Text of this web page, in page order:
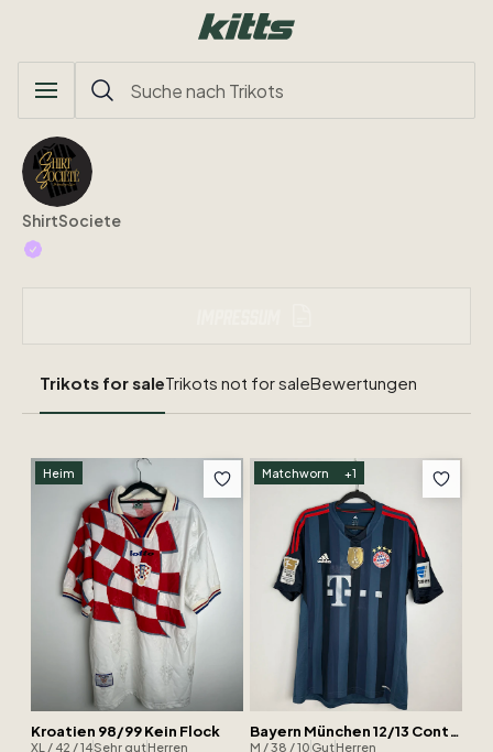
ShirtSociete
Trikots for saleTrikots not for saleBewertungen
Heim
Kroatien 98/99 Kein Flock
XL / 42 / 14Sehr gutHerren
Matchworn +1
Bayern München 12/13 Contento
M / 38 / 10 GutHerren